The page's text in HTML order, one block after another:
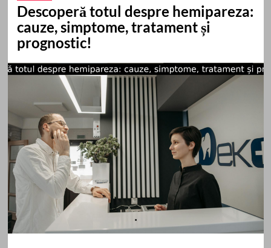
Descoperă totul despre hemipareza:
cauze, simptome, tratament și
prognostic!